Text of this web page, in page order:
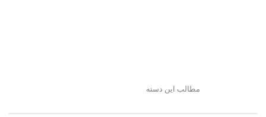
مطالب این دسته